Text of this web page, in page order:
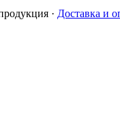
· Доставка и